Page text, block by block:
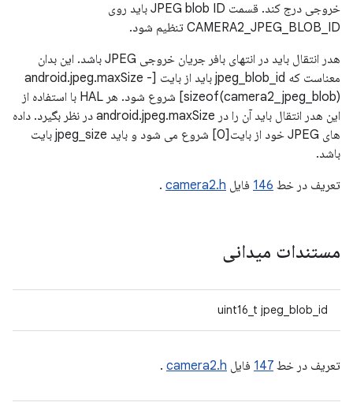
خروجی درج کند. قسمت JPEG blob ID باید روی
CAMERA2_JPEG_BLOB_ID تنظیم شود.
هدر انتقال باید در انتهای بافر جریان خروجی JPEG باشد. این بدان
معناست که jpeg_blob_id باید از بایت [android.jpeg.maxSize -
sizeof(camera2_jpeg_blob)] شروع شود. هر HAL با استفاده از
این هدر انتقال باید آن را در android.jpeg.maxSize در نظر بگیرد. داده
های JPEG خود از بایت[0] شروع می شود و باید jpeg_size بایت
باشد.
تعریف در خط 146 فایل camera2.h
.
مستندات میدانی
uint16_t jpeg_blob_id
تعریف در خط 147 فایل camera2.h
.